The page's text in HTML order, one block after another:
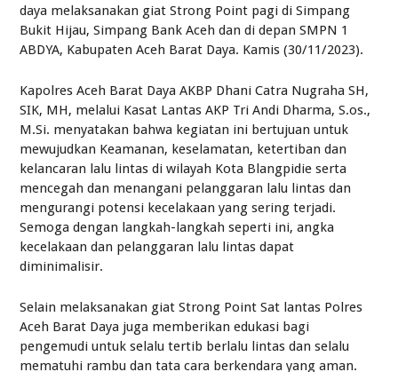
daya melaksanakan giat Strong Point pagi di Simpang
Bukit Hijau, Simpang Bank Aceh dan di depan SMPN 1
ABDYA, Kabupaten Aceh Barat Daya. Kamis (30/11/2023).
Kapolres Aceh Barat Daya AKBP Dhani Catra Nugraha SH,
SIK, MH, melalui Kasat Lantas AKP Tri Andi Dharma, S.os.,
M.Si. menyatakan bahwa kegiatan ini bertujuan untuk
mewujudkan Keamanan, keselamatan, ketertiban dan
kelancaran lalu lintas di wilayah Kota Blangpidie serta
mencegah dan menangani pelanggaran lalu lintas dan
mengurangi potensi kecelakaan yang sering terjadi.
Semoga dengan langkah-langkah seperti ini, angka
kecelakaan dan pelanggaran lalu lintas dapat
diminimalisir.
Selain melaksanakan giat Strong Point Sat lantas Polres
Aceh Barat Daya juga memberikan edukasi bagi
pengemudi untuk selalu tertib berlalu lintas dan selalu
mematuhi rambu dan tata cara berkendara yang aman.